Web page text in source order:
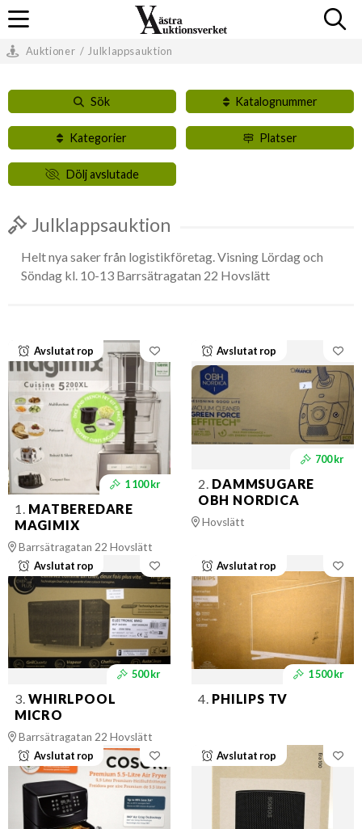
Auktioner / Julklappsauktion
Sök Katalognummer
Kategorier Platser
Dölj avslutade
Julklappsauktion
Helt nya saker från logistikföretag. Visning Lördag och
Söndag kl. 10-13 Barrsätragatan 22 Hovslätt
Avslutat rop
1 100 kr
1. MATBEREDARE
MAGIMIX
Barrsätragatan 22 Hovslätt
Avslutat rop
700 kr
2. DAMMSUGARE
OBH NORDICA
Hovslätt
Avslutat rop
500 kr
3. WHIRLPOOL
MICRO
Barrsätragatan 22 Hovslätt
Avslutat rop
1 500 kr
4. PHILIPS TV
Avslutat rop Avslutat rop